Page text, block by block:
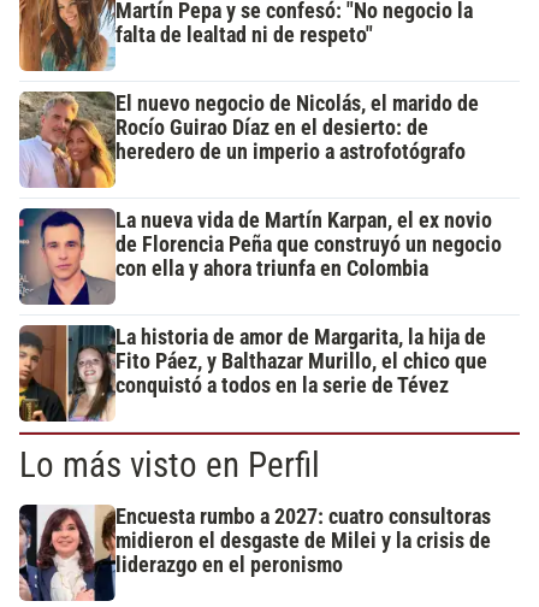
Martín Pepa y se confesó: "No negocio la
falta de lealtad ni de respeto"
El nuevo negocio de Nicolás, el marido de
Rocío Guirao Díaz en el desierto: de
heredero de un imperio a astrofotógrafo
La nueva vida de Martín Karpan, el ex novio
de Florencia Peña que construyó un negocio
con ella y ahora triunfa en Colombia
La historia de amor de Margarita, la hija de
Fito Páez, y Balthazar Murillo, el chico que
conquistó a todos en la serie de Tévez
Lo más visto en Perfil
Encuesta rumbo a 2027: cuatro consultoras
midieron el desgaste de Milei y la crisis de
liderazgo en el peronismo